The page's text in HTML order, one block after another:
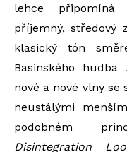
lehce připomíná
příjemný, středový
klasický tón
Basinského hudba
nové a nové vlny
neustálými
podobném
Disintegration